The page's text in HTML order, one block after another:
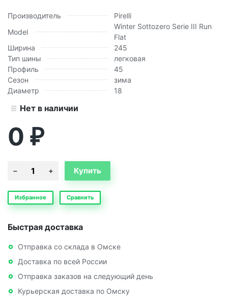
Производитель
Pirelli
Model
Winter Sottozero Serie III Run
Flat
Ширина
245
Тип шины
легковая
Профиль
45
Сезон
зима
Диаметр
18
Нет в наличии
0 ₽
Избранное Сравнить
Быстрая доставка
Отправка со склада в Омске
Доставка по всей России
Отправка заказов на следующий день
Курьерская доставка по Омску